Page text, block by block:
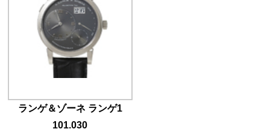
ランゲ＆ゾーネ ランゲ1
101.030